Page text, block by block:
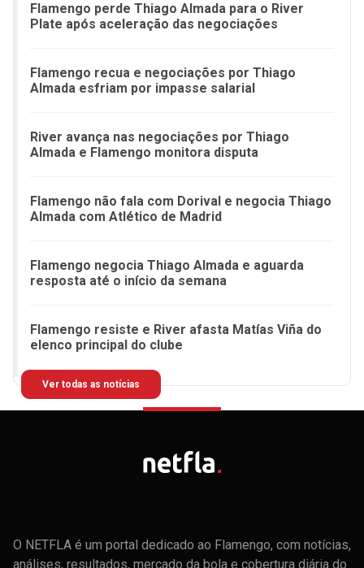
Flamengo perde Thiago Almada para o River
Plate após aceleração das negociações
Flamengo recua e negociações por Thiago
Almada esfriam por impasse salarial
River avança nas negociações por Thiago
Almada e Flamengo monitora disputa
Flamengo não fala com Dorival e negocia Thiago
Almada com Atlético de Madrid
Flamengo negocia Thiago Almada e aguarda
resposta até o início da semana
Flamengo resiste e River afasta Matías Viña do
elenco principal do clube
Ver todas as notícias
O NETFLA é um portal dedicado ao Flamengo, com notícias,
análises, resultados, mercado da bola e cobertura diária do